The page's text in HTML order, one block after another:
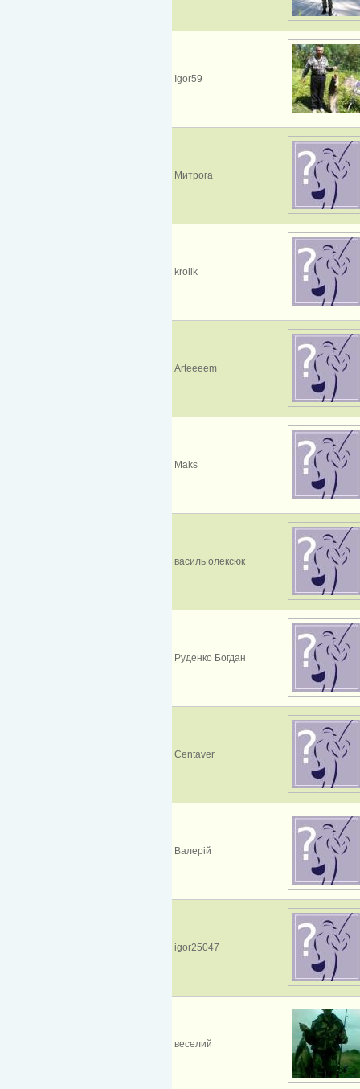
Igor59
Митрога
krolik
Arteeeem
Maks
василь олексюк
Руденко Богдан
Centaver
Валерій
igor25047
веселий